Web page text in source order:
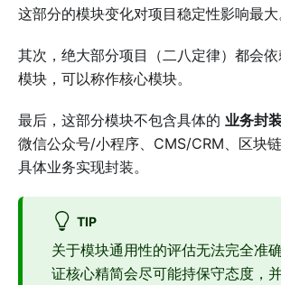
这部分的模块变化对项目稳定性影响最大
其次，绝大部分项目（二八定律）都会
模块，可以称作核心模块。
最后，这部分模块不包含具体的 业务封
微信公众号/小程序、CMS/CRM、区块
具体业务实现封装。
TIP
关于模块通用性的评估无法完全准
证核心精简会尽可能持保守态度，